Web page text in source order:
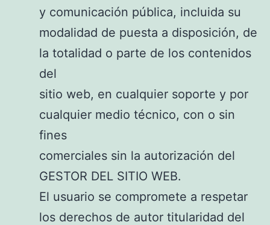
y comunicación pública, incluida su
modalidad de puesta a disposición, de
la totalidad o parte de los contenidos
del
sitio web, en cualquier soporte y por
cualquier medio técnico, con o sin
fines
comerciales sin la autorización del
GESTOR DEL SITIO WEB.
El usuario se compromete a respetar
los derechos de autor titularidad del